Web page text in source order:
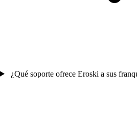
¿Qué soporte ofrece Eroski a sus